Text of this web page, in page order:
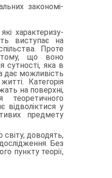
закономі­
характеризу­
виступає на
Проте
що воно
сутності, яка в
дає можливість
Категорія
на поверхні,
відволіктися у
предмету
світу, доводять,
Без
пункту теорії,